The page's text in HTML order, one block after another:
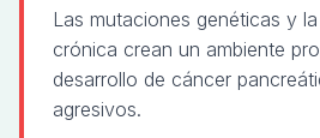
Las mutaciones genéticas y
crónica crean un ambiente
desarrollo de cáncer
agresivos.